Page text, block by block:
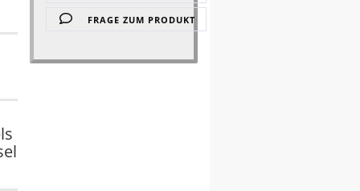
FRAGE ZUM PRODUKT